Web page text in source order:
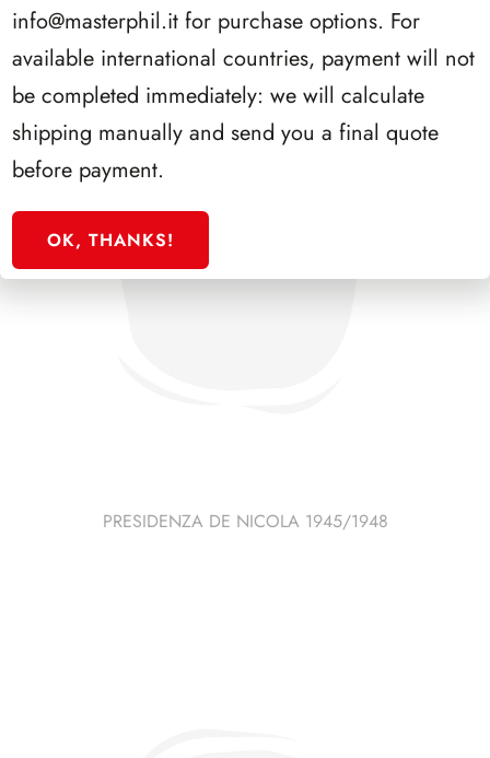
PRESIDENZA DE NICOLA 1945/1948
info@masterphil.it for purchase options. For
available international countries, payment will not
be completed immediately: we will calculate
shipping manually and send you a final quote
before payment.
OK, THANKS!